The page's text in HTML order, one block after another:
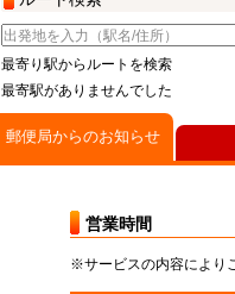
最寄り駅からルートを検索
最寄駅がありませんでした
郵便局からのお知らせ
営業時間
※サービスの内容により